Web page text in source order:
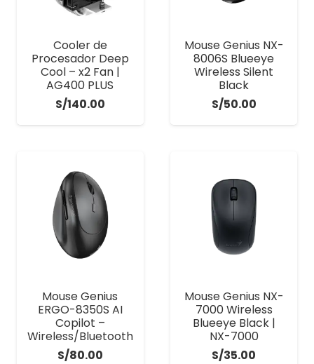
Cooler de
Procesador Deep
Cool – x2 Fan |
AG400 PLUS
S/140.00
Mouse Genius NX-
8006S Blueeye
Wireless Silent
Black
S/50.00
Mouse Genius
ERGO-8350S AI
Copilot –
Wireless/Bluetooth
S/80.00
Mouse Genius NX-
7000 Wireless
Blueeye Black |
NX-7000
S/35.00